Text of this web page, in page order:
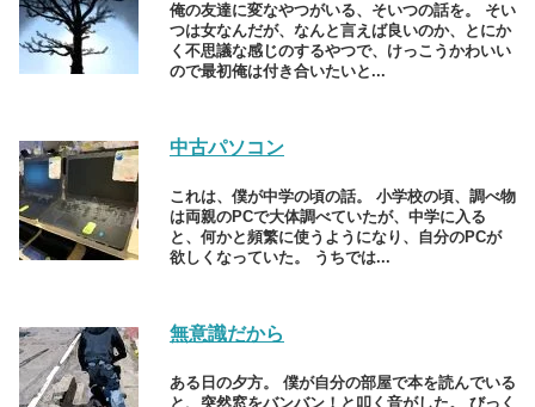
俺の友達に変なやつがいる、そいつの話を。 そい
つは女なんだが、なんと言えば良いのか、とにか
く不思議な感じのするやつで、けっこうかわいい
ので最初俺は付き合いたいと...
中古パソコン
これは、僕が中学の頃の話。 小学校の頃、調べ物
は両親のPCで大体調べていたが、中学に入る
と、何かと頻繁に使うようになり、自分のPCが
欲しくなっていた。 うちでは...
無意識だから
ある日の夕方。 僕が自分の部屋で本を読んでいる
と、突然窓をバンバン！と叩く音がした。 びっく